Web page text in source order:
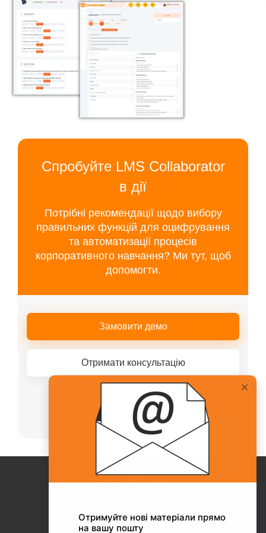
Спробуйте LMS Collaborator
в дії
Потрібні рекомендації щодо вибору
правильних функцій для оцифрування
та автоматизації процесів
корпоративного навчання? Ми тут, щоб
допомогти.
Замовити демо
Отримати консультацію
Або телефонуйте нашому менеджеру
+38(067)217-0440
Про Collaborator